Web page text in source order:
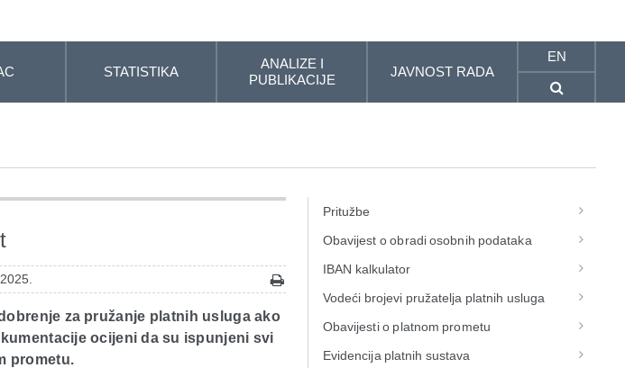
STATISTIKA
ANALIZE I
PUBLIKACIJE
JAVNOST RADA
EN
za pružanje platnih usluga ako
ocijeni da su ispunjeni svi
prometu.
Pritužbe
Obavijest o obradi osobnih podataka
IBAN kalkulator
Vodeći brojevi pružatelja platnih usluga
Obavijesti o platnom prometu
Evidencija platnih sustava